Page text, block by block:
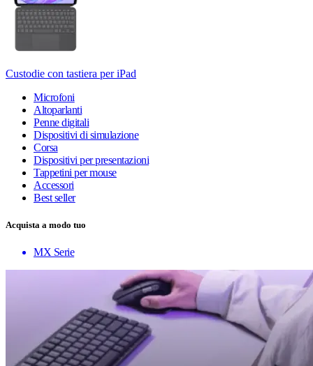
Custodie con tastiera per iPad
Microfoni
Altoparlanti
Penne digitali
Dispositivi di simulazione
Corsa
Dispositivi per presentazioni
Tappetini per mouse
Accessori
Best seller
Acquista a modo tuo
MX Serie